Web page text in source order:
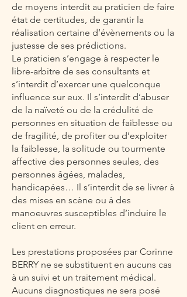
de moyens interdit au praticien de faire
état de certitudes, de garantir la
réalisation certaine d’évènements ou la
justesse de ses prédictions.
Le praticien s’engage à respecter le
libre-arbitre de ses consultants et
s’interdit d’exercer une quelconque
influence sur eux. Il s’interdit d’abuser
de la naïveté ou de la crédulité de
personnes en situation de faiblesse ou
de fragilité, de profiter ou d’exploiter
la faiblesse, la solitude ou tourmente
affective des personnes seules, des
personnes âgées, malades,
handicapées… Il s’interdit de se livrer à
des mises en scène ou à des
manoeuvres susceptibles d’induire le
client en erreur.
Les prestations proposées par Corinne
BERRY ne se substituent en aucuns cas
à un suivi et un traitement médical.
Aucuns diagnostiques ne sera posé